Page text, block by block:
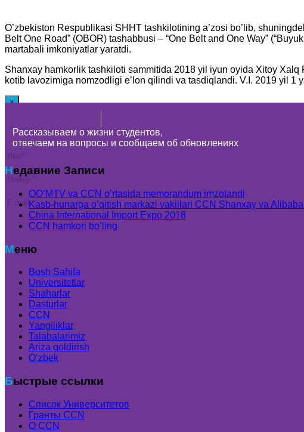
Рассказываем о жизни студентов,
отвечаем на вопросы и сообщаем об обновлениях
Недавние Записи
OO’MTV va CCN o’rtasida memorandum imzolandi
Kasb-hunarga o’qitish markazi vakillari CCN Shanxay va
China International Import Expo 2018
CCN hamkori bo’ling
Меню
Bosh Sahifa
Universitetlar
Shaharlar
Dasturlar
CCN
Yangiliklar
Talabalarimiz
Ariza qoldirish
Oʻzbek
Быстрые ссылки
Список Университетов
Гранты ССN
О ССN
O’zbekiston Respublikasi SHHT tashkilotining a’zosi bo’lib,
Belt One Road” (OBOR) tashabbusi – “One Belt and One Way”
martabali imkoniyatlar yaratdi.
Shanxay hamkorlik tashkiloti sammitida 2018 yil iyun oyida Xitoy
kotib lavozimiga nomzodligi e’lon qilindi va tasdiqlandi. V.I. 2019 yil
×
Bepul maslahat arizasini qoldiring
Оставьте заявку для бесплатной консультации
ЗАКРЫТЬ
Bosh Sahifa
Universitetlar
Universitetlar ro’yhati
Xitoyda grantlar
CCN Grantlari
Universitet yo’nalishlari
Xitoyning Top 600 Universiteti
Nostrifikatsiya
Shaharlar
IFP
CCN
CCN haqida
CCN hamkorlari